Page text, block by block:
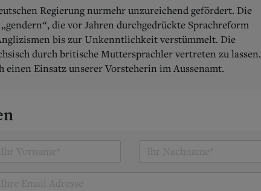
Regierung nurmehr unzureichend gefördert. Die
die vor Jahren durchgedrückte Sprachreform
bis zur Unkenntlichkeit verstümmelt. Die
durch britische Muttersprachler vertreten zu lassen.
einen Einsatz unserer Vorsteherin im Aussenamt.